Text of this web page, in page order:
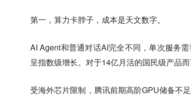
第一，算力卡脖子，成本是天文数字。
AI Agent和普通对话AI完全不同，单次服务
呈指数级增长。对于14亿月活的国民级产品
受海外芯片限制，腾讯前期高阶GPU储备不